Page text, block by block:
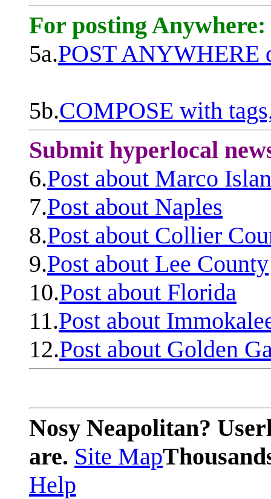
For posting Anywhere:
5a.POST ANYWHERE
5b.COMPOSE with
Submit hyperlocal
6.Post about Marco
7.Post about Naples
8.Post about Collier
9.Post about Lee County
10.Post about Florida
11.Post about
12.Post about Golden
Nosy Neapolitan?
are. Site Map
Help